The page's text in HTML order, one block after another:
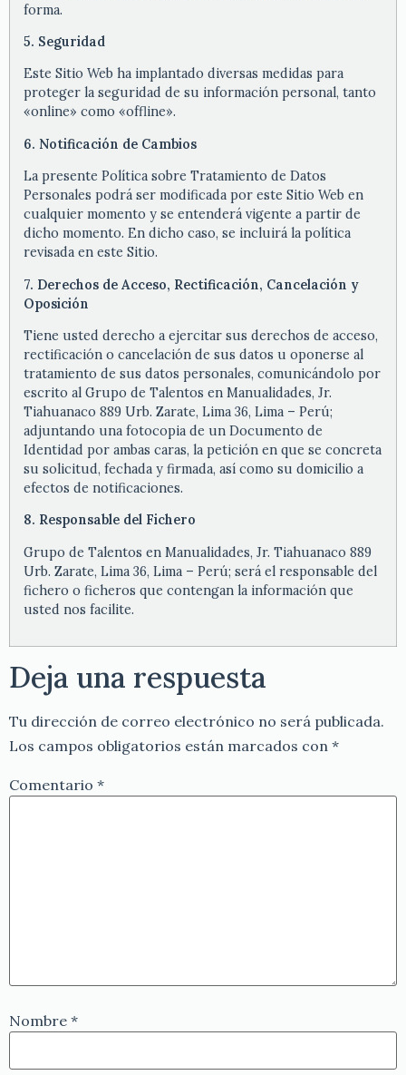
forma.
5. Seguridad
Este Sitio Web ha implantado diversas medidas para
proteger la seguridad de su información personal, tanto
«online» como «offline».
6. Notificación de Cambios
La presente Política sobre Tratamiento de Datos
Personales podrá ser modificada por este Sitio Web en
cualquier momento y se entenderá vigente a partir de
dicho momento. En dicho caso, se incluirá la política
revisada en este Sitio.
7. Derechos de Acceso, Rectificación, Cancelación y
Oposición
Tiene usted derecho a ejercitar sus derechos de acceso,
rectificación o cancelación de sus datos u oponerse al
tratamiento de sus datos personales, comunicándolo por
escrito al Grupo de Talentos en Manualidades, Jr.
Tiahuanaco 889 Urb. Zarate, Lima 36, Lima – Perú;
adjuntando una fotocopia de un Documento de
Identidad por ambas caras, la petición en que se concreta
su solicitud, fechada y firmada, así como su domicilio a
efectos de notificaciones.
8. Responsable del Fichero
Grupo de Talentos en Manualidades, Jr. Tiahuanaco 889
Urb. Zarate, Lima 36, Lima – Perú; será el responsable del
fichero o ficheros que contengan la información que
usted nos facilite.
Deja una respuesta
Tu dirección de correo electrónico no será publicada.
Los campos obligatorios están marcados con *
Comentario *
Nombre *